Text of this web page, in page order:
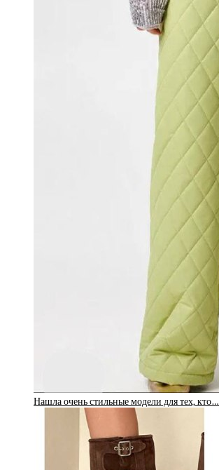
Нашла очень стильные модели для тех, кто…